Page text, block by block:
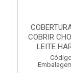
COBERTURA RASPAR
COBRIR
LEITE